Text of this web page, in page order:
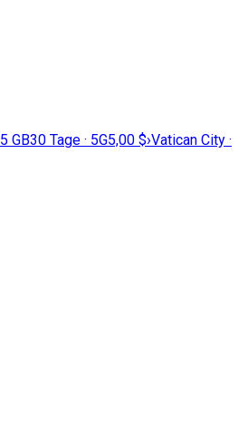
5 GB30 Tage · 5G5,00 $›Vatican City ·